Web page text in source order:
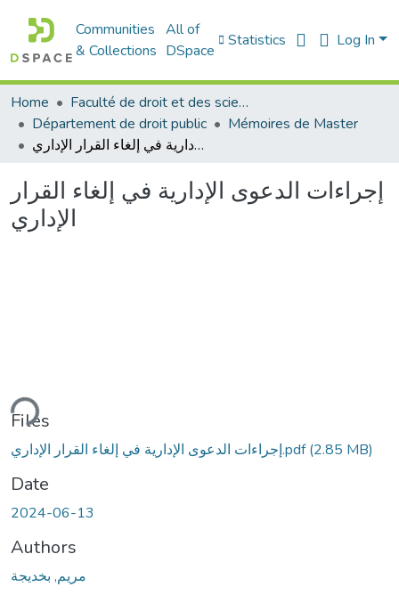
Communities
& Collections
All of
DSpace
Statistics Log In
Home
Faculté de droit et des sciences politiques
Département de droit public
Mémoires de Master
إجراءات الدعوى الإدارية في إلغاء القرار الإداري
إجراءات الدعوى الإدارية في إلغاء القرار
الإداري
Files
إجراءات الدعوى الإدارية في إلغاء القرار الإداري.pdf(2.85 MB)
Date
2024-06-13
Authors
مريم, بخديجة